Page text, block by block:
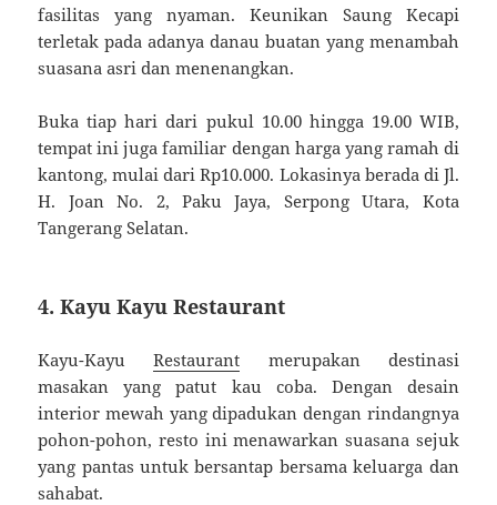
fasilitas yang nyaman. Keunikan Saung Kecapi
terletak pada adanya danau buatan yang menambah
suasana asri dan menenangkan.
Buka tiap hari dari pukul 10.00 hingga 19.00 WIB,
tempat ini juga familiar dengan harga yang ramah di
kantong, mulai dari Rp10.000. Lokasinya berada di Jl.
H. Joan No. 2, Paku Jaya, Serpong Utara, Kota
Tangerang Selatan.
4. Kayu Kayu Restaurant
Kayu-KayuRestaurant merupakan destinasi
masakan yang patut kau coba. Dengan desain
interior mewah yang dipadukan dengan rindangnya
pohon-pohon, resto ini menawarkan suasana sejuk
yang pantas untuk bersantap bersama keluarga dan
sahabat.